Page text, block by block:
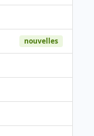
nouvelles